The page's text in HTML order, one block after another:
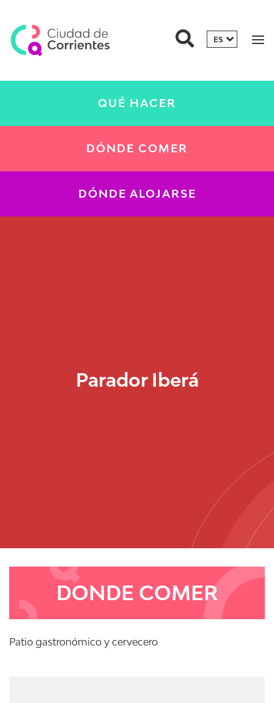
QUÉ HACER
DÓNDE COMER
DÓNDE ALOJARSE
Parador Iberá
DONDE COMER
Patio gastronómico y cervecero